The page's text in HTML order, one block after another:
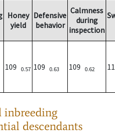
Honey
yield
Defensive
behavior
Calmness
during
inspection
109 0.57 109 0.63 109 0.62
inbreeding
descendants